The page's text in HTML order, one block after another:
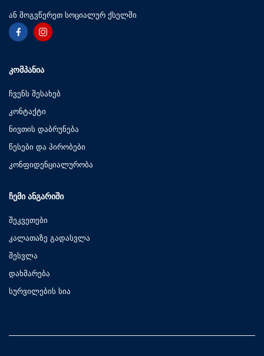
ან მოგვწერეთ სოციალურ ქსელში
ᲙᲝᲛᲞᲐᲜᲘᲐ
ჩვენს შესახებ
კონტაქტი
ნივთის დაბრუნება
წესები და პირობები
კონფიდენციალურობა
ᲩᲔᲛᲘ ᲐᲜᲒᲐᲠᲘᲨᲘ
შეკვეთები
კალათაზე გადასვლა
შესვლა
დახმარება
სურვილების სია